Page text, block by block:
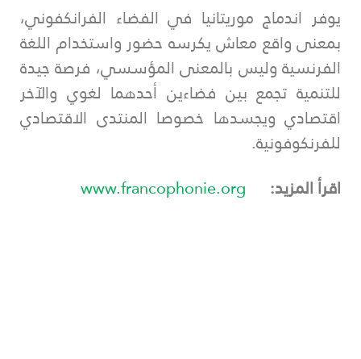
يوفر اندماج موريتانيا في الفضاء الفرانكفوني،
بمعنى واقع معاش يكرسه حضور واستخدام اللغة
الفرنسية وليس بالمعنى المؤسسي، فرصة جيدة
للتنمية تجمع بين فضاءين أحدهما لغوي والآخر
اقتصادي ويجسدها خصوصا المنتدى الاقتصادي
للفرنكوفونية.
اقرأ المزيد:
www.francophonie.org